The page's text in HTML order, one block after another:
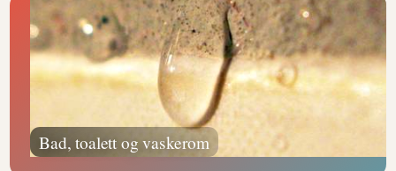
Bad, toalett og vaskerom